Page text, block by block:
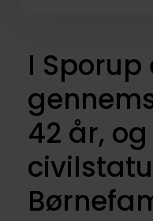
I Sporup
42 år,